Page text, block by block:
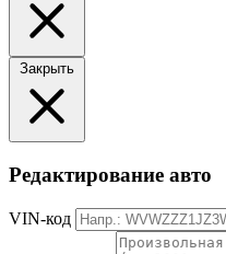
Закрыть
Редактирование авто
VIN-код